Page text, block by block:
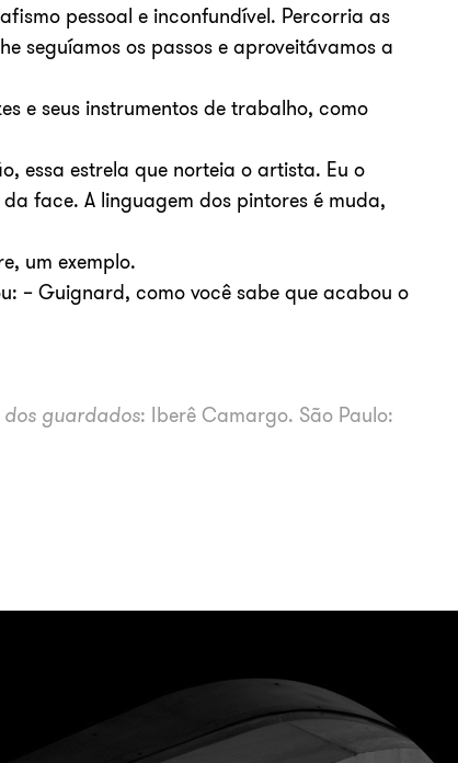
pessoal e inconfundível. Percorria as
seguíamos os passos e aproveitávamos a
e seus instrumentos de trabalho, como
essa estrela que norteia o artista. Eu o
face. A linguagem dos pintores é muda,
um exemplo.
– Guignard, como você sabe que acabou o
guardados: Iberê Camargo. São Paulo: